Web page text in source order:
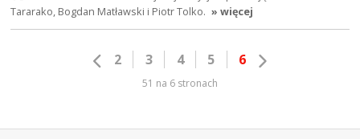
Tararako, Bogdan Matławski i Piotr Tolko. » więcej
2 3 4 5 6
51 na 6 stronach